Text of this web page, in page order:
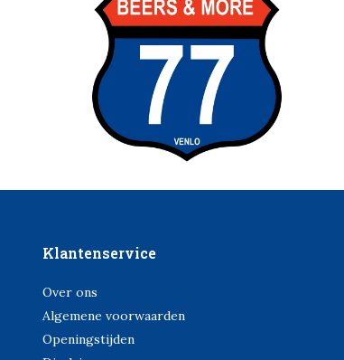
Klantenservice
Over ons
Algemene voorwaarden
Openingstijden